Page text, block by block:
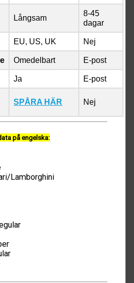
Långsam
8-45
dagar
EU, US, UK Nej
Omedelbart E-post
Ja E-post
SPÅRA HÄR Nej
på engelska:
Lamborghini